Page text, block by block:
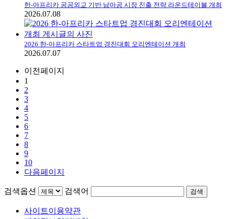
한-아프리카 공공외교 기반 남아공 시장 진출 전략 라운드테이블 개최
2026.07.08
2026 한-아프리카 스타트업 경진대회 오리엔테이션 개최
2026.07.07
이전페이지
1
2
3
4
5
6
7
8
9
10
다음페이지
검색옵션 검색어 검색
사이트이용약관